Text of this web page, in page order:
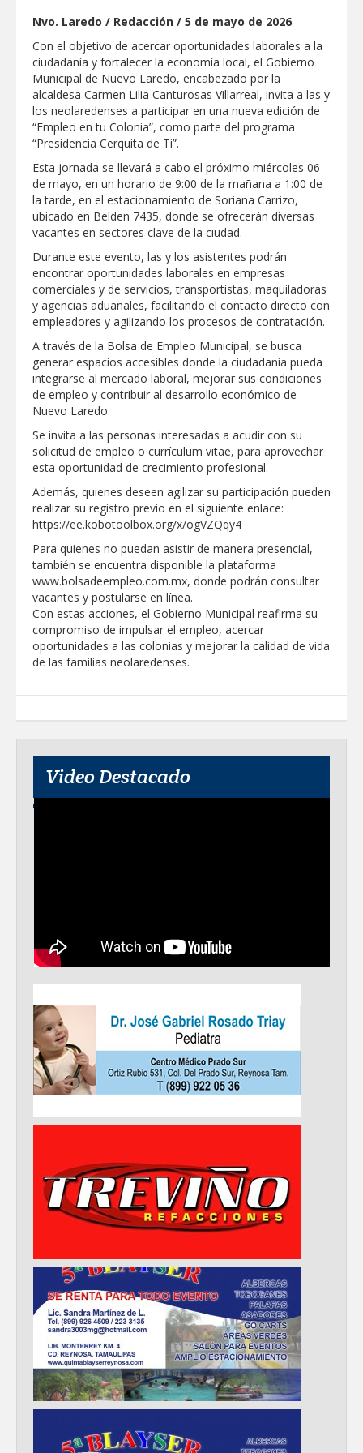
social municipal para los reynosenses
Supervisa rector Dámaso Anaya nueva
sede para la Facultad de Arquitectura de
la UAT en Ciudad Victoria
Agiliza el ITAVU procesos de
escrituración para brindar certeza
patrimonial a más familias de
Tamaulipas
PREVENIR ENFERMEDADES DURANTE
LA TEMPORADA DE CALOR
Intensificó Municipio programa de
bacheo en cuatro colonias de Reynosa
Respalda la SET acuerdos de la
CONAEDU sobre redes sociales y
escuelas militarizadas
AVANZAN TRABAJOS DE
MODERNIZACIÓN EN AVENIDA
REFORMA; GOBIERNO MUNICIPAL
MANTIENE EL RITMO DE LAS OBRAS
PRIORITARIAS
Atendió Protección Civil de Reynosa
reportes ante lluvias
Realiza Gobierno de Reynosa programa
Nvo. Laredo / Redacción / 5 de mayo de 2026
Con el objetivo de acercar oportunidades laborales a la
ciudadanía y fortalecer la economía local, el Gobierno
Municipal de Nuevo Laredo, encabezado por la
alcaldesa Carmen Lilia Canturosas Villarreal, invita a las y
los neolaredenses a participar en una nueva edición de
“Empleo en tu Colonia”, como parte del programa
“Presidencia Cerquita de Ti”.
Esta jornada se llevará a cabo el próximo miércoles 06
de mayo, en un horario de 9:00 de la mañana a 1:00 de
la tarde, en el estacionamiento de Soriana Carrizo,
ubicado en Belden 7435, donde se ofrecerán diversas
vacantes en sectores clave de la ciudad.
Durante este evento, las y los asistentes podrán
encontrar oportunidades laborales en empresas
comerciales y de servicios, transportistas, maquiladoras
y agencias aduanales, facilitando el contacto directo con
empleadores y agilizando los procesos de contratación.
A través de la Bolsa de Empleo Municipal, se busca
generar espacios accesibles donde la ciudadanía pueda
integrarse al mercado laboral, mejorar sus condiciones
de empleo y contribuir al desarrollo económico de
Nuevo Laredo.
Se invita a las personas interesadas a acudir con su
solicitud de empleo o currículum vitae, para aprovechar
esta oportunidad de crecimiento profesional.
Además, quienes deseen agilizar su participación pueden
realizar su registro previo en el siguiente enlace:
https://ee.kobotoolbox.org/x/ogVZQqy4
Para quienes no puedan asistir de manera presencial,
también se encuentra disponible la plataforma
www.bolsadeempleo.com.mx, donde podrán consultar
vacantes y postularse en línea.
Con estas acciones, el Gobierno Municipal reafirma su
compromiso de impulsar el empleo, acercar
oportunidades a las colonias y mejorar la calidad de vida
de las familias neolaredenses.
Video Destacado